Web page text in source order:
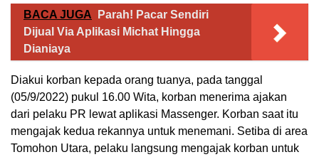
BACA JUGA
Parah! Pacar Sendiri
Dijual Via Aplikasi Michat Hingga
Dianiaya
Diakui korban kepada orang tuanya, pada tanggal
(05/9/2022) pukul 16.00 Wita, korban menerima ajakan
dari pelaku PR lewat aplikasi Massenger. Korban saat itu
mengajak kedua rekannya untuk menemani. Setiba di area
Tomohon Utara, pelaku langsung mengajak korban untuk